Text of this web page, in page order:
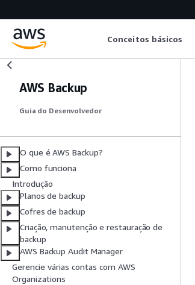
Conceitos básicos
AWS Backup
Guia do Desenvolvedor
O que é AWS Backup?
Como funciona
Introdução
Planos de backup
Cofres de backup
Criação, manutenção e restauração de
backup
AWS Backup Audit Manager
Gerencie várias contas com AWS
Organizations